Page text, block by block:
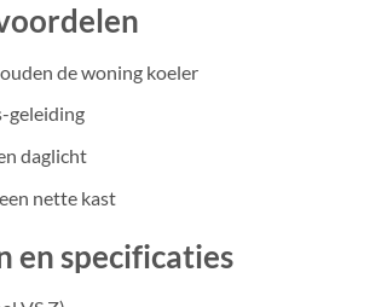
de woning koeler
geleiding
daglicht
nette kast
en specificaties